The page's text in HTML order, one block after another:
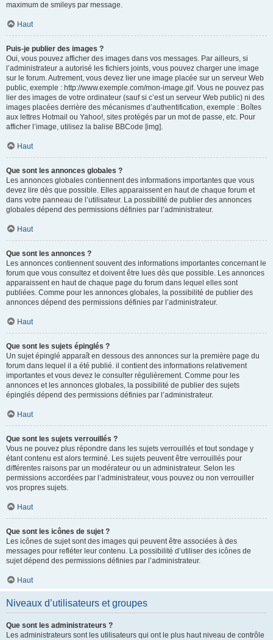
maximum de smileys par message.
Haut
Puis-je publier des images ?
Oui, vous pouvez afficher des images dans vos messages. Par ailleurs, si
l’administrateur a autorisé les fichiers joints, vous pouvez charger une image
sur le forum. Autrement, vous devez lier une image placée sur un serveur Web
public, exemple : http://www.exemple.com/mon-image.gif. Vous ne pouvez pas
lier des images de votre ordinateur (sauf si c’est un serveur Web public) ni des
images placées derrière des mécanismes d’authentification, exemple : Boîtes
aux lettres Hotmail ou Yahoo!, sites protégés par un mot de passe, etc. Pour
afficher l’image, utilisez la balise BBCode [img].
Haut
Que sont les annonces globales ?
Les annonces globales contiennent des informations importantes que vous
devez lire dès que possible. Elles apparaissent en haut de chaque forum et
dans votre panneau de l’utilisateur. La possibilité de publier des annonces
globales dépend des permissions définies par l’administrateur.
Haut
Que sont les annonces ?
Les annonces contiennent souvent des informations importantes concernant le
forum que vous consultez et doivent être lues dès que possible. Les annonces
apparaissent en haut de chaque page du forum dans lequel elles sont
publiées. Comme pour les annonces globales, la possibilité de publier des
annonces dépend des permissions définies par l’administrateur.
Haut
Que sont les sujets épinglés ?
Un sujet épinglé apparaît en dessous des annonces sur la première page du
forum dans lequel il a été publié. il contient des informations relativement
importantes et vous devez le consulter régulièrement. Comme pour les
annonces et les annonces globales, la possibilité de publier des sujets
épinglés dépend des permissions définies par l’administrateur.
Haut
Que sont les sujets verrouillés ?
Vous ne pouvez plus répondre dans les sujets verrouillés et tout sondage y
étant contenu est alors terminé. Les sujets peuvent être verrouillés pour
différentes raisons par un modérateur ou un administrateur. Selon les
permissions accordées par l’administrateur, vous pouvez ou non verrouiller
vos propres sujets.
Haut
Que sont les icônes de sujet ?
Les icônes de sujet sont des images qui peuvent être associées à des
messages pour refléter leur contenu. La possibilité d’utiliser des icônes de
sujet dépend des permissions définies par l’administrateur.
Haut
Niveaux d’utilisateurs et groupes
Que sont les administrateurs ?
Les administrateurs sont les utilisateurs qui ont le plus haut niveau de contrôle